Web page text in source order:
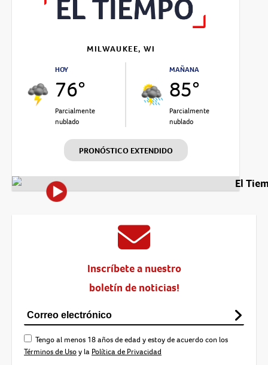
MILWAUKEE, WI
HOY
76°
Parcialmente
nublado
MAÑANA
85°
Parcialmente
nublado
PRONÓSTICO EXTENDIDO
El
Inscríbete a nuestro
boletín de noticias!
Tengo al menos 18 años de edad y estoy de acuerdo con los
Términos de Usoy la Política de Privacidad